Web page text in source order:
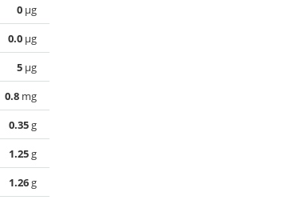
0 µg
0.0 µg
5 µg
0.8 mg
0.35g
1.25g
1.26g